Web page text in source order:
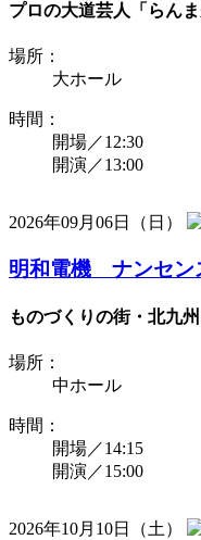
プロの大道芸人「らん
場所：
大ホール
時間：
開場／12:30
開演／13:00
2026年09月06日（日）
明和電機 ナンセン
ものづくりの街・北九
場所：
中ホール
時間：
開場／14:15
開演／15:00
2026年10月10日（土）